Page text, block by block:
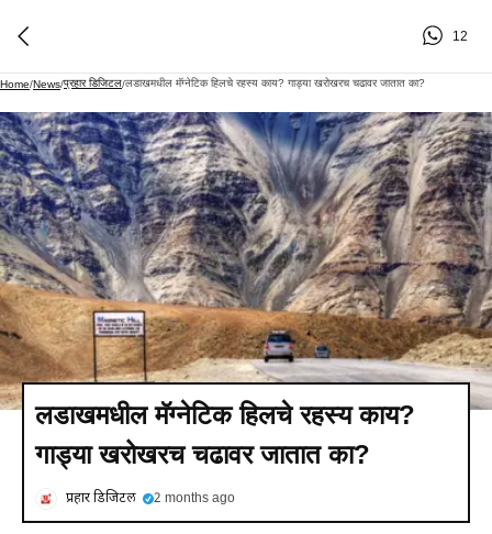
12
Home/News/प्रहार डिजिटल/लडाखमधील मॅग्नेटिक हिलचे रहस्य काय? गाड्या खरोखरच चढावर जातात का?
लडाखमधील मॅग्नेटिक हिलचे रहस्य काय?
गाड्या खरोखरच चढावर जातात का?
प्रहार डिजिटल 2 months ago